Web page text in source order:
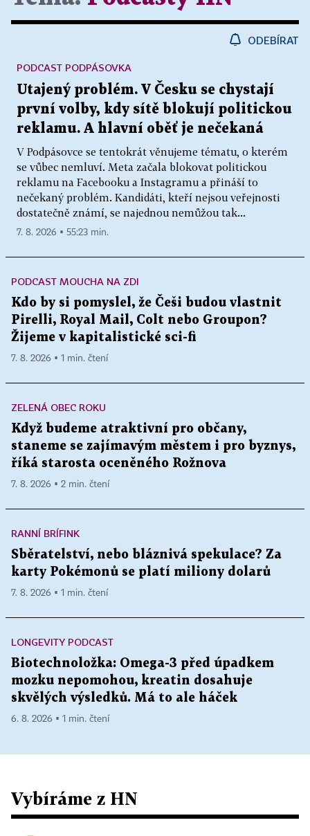
ODEBÍRAT
Utajený problém. V Česku se chystají
první volby, kdy sítě blokují politickou
reklamu. A hlavní oběť je nečekaná
V Podpásovce se tentokrát věnujeme tématu, o kterém
se vůbec nemluví. Meta začala blokovat politickou
reklamu na Facebooku a Instagramu a přináší to
nečekaný problém. Kandidáti, kteří nejsou veřejnosti
dostatečně známí, se najednou nemůžou tak...
PODCAST PODPÁSOVKA
7. 8. 2026 ▪ 55:23 min.
PODCAST MOUCHA NA ZDI
Kdo by si pomyslel, že Češi budou vlastnit
Pirelli, Royal Mail, Colt nebo Groupon?
Žijeme v kapitalistické sci-fi
7. 8. 2026 ▪ 1 min. čtení
ZELENÁ OBEC ROKU
Když budeme atraktivní pro občany,
staneme se zajímavým městem i pro byznys,
říká starosta oceněného Rožnova
7. 8. 2026 ▪ 2 min. čtení
RANNÍ BRÍFINK
Sběratelství, nebo bláznivá spekulace? Za
karty Pokémonů se platí miliony dolarů
7. 8. 2026 ▪ 1 min. čtení
LONGEVITY PODCAST
Biotechnoložka: Omega-3 před úpadkem
mozku nepomohou, kreatin dosahuje
skvělých výsledků. Má to ale háček
6. 8. 2026 ▪ 1 min. čtení
Vybíráme z HN